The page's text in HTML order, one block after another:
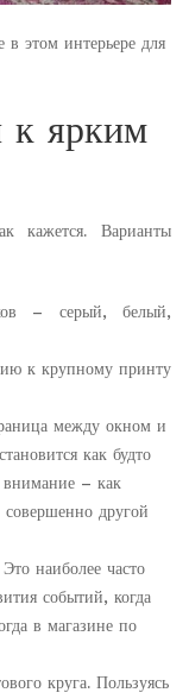
этом интерьере для
к ярким
кажется. Варианты
– серый, белый,
к крупному принту
между окном и
как будто
внимание – как
другой
наиболее часто
событий, когда
в магазине по
круга. Пользуясь